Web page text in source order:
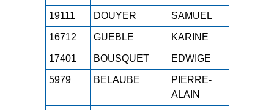
19111 DOUYER SAMUEL
16712 GUEBLE KARINE
17401 BOUSQUET EDWIGE
5979 BELAUBE
PIERRE-
ALAIN